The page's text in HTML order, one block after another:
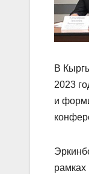
В
2023
и